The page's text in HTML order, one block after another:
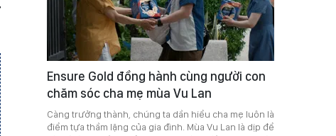
Ensure Gold đồng hành cùng người con
chăm sóc cha mẹ mùa Vu Lan
Càng trưởng thành, chúng ta dần hiểu cha mẹ luôn là
điểm tựa thầm lặng của gia đình. Mùa Vu Lan là dịp để